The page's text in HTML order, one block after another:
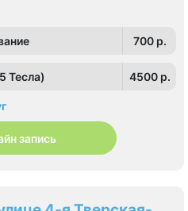
700 p.
Тесла) 4500 p.
запись